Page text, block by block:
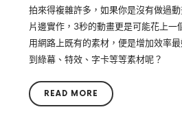
拍來得複雜許多，如果你是沒有做過
片邊實作，3秒的動畫更是可能花上一
用網路上既有的素材，便是增加效率
到綠幕、特效、字卡等等素材呢？
READ MORE